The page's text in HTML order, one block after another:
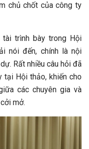
chủ chốt của công ty
tài trình bày trong Hội
nói đến, chính là nội
Rất nhiều câu hỏi đã
Hội thảo, khiến cho
các chuyên gia và
mở.